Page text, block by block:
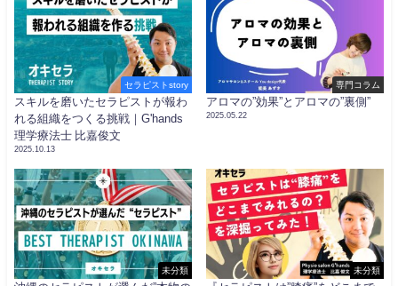
セラピストstory
スキルを磨いたセラピストが報わ
れる組織をつくる挑戦｜G'hands
理学療法士 比嘉俊文
2025.10.13
専門コラム
アロマの”効果”とアロマの”裏側”
2025.05.22
未分類 未分類